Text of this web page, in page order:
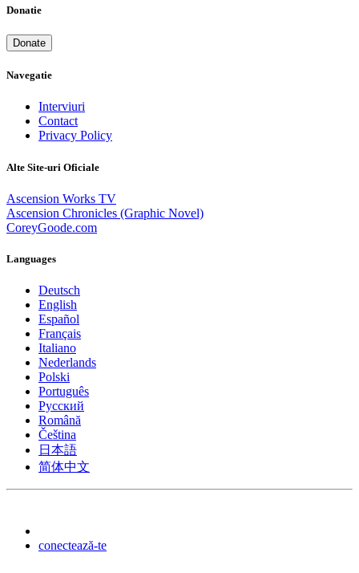
Donatie
Donate
Navegatie
Interviuri
Contact
Privacy Policy
Alte Site-uri Oficiale
Ascension Works TV
Ascension Chronicles (Graphic Novel)
CoreyGoode.com
Languages
Deutsch
English
Español
Français
Italiano
Nederlands
Polski
Português
Pусский
Română
Čeština
日本語
简体中文
conectează-te